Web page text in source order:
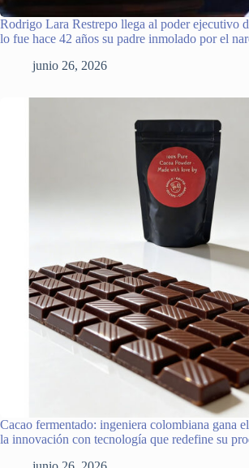
Rodrigo Lara Restrepo llega al poder ejecutivo
lo fue hace 42 años su padre inmolado por el
junio 26, 2026
Cacao fermentado: ingeniera colombiana gana
la innovación con tecnología que redefine su